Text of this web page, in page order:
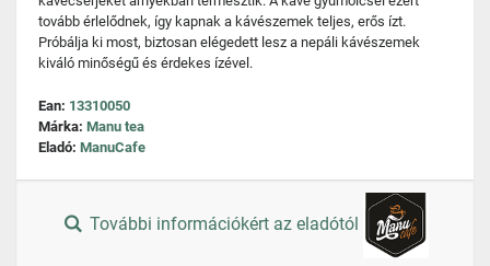
tovább érlelődnek, így kapnak a kávészemek teljes, erős ízt.
Próbálja ki most, biztosan elégedett lesz a nepáli kávészemek
kiváló minőségű és érdekes ízével.
Ean: 13310050
Márka: Manu tea
Eladó: ManuCafe
További információkért az eladótól